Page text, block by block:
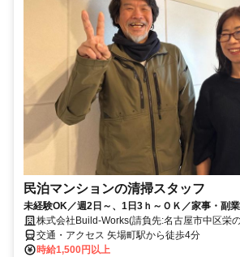
民泊マンションの清掃スタッフ
未経験OK／週2日～、1日3ｈ～ＯＫ／家事・副
株式会社Build-Works(請負先:名古屋市中区栄
交通・アクセス 矢場町駅から徒歩4分
時給1,500円以上